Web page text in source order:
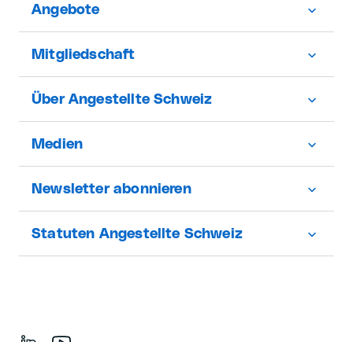
Angebote
Mitgliedschaft
Über Angestellte Schweiz
Medien
Newsletter abonnieren
Statuten Angestellte Schweiz